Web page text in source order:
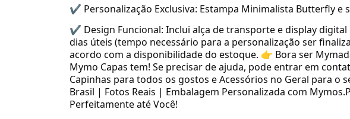
✔ Personalização Exclusiva: Estampa Minimalista Butterfly e
✔ Design Funcional: Inclui alça de transporte e display
dias úteis (tempo necessário para a personalização ser
acordo com a disponibilidade do estoque. 👉 Bora ser
Mymo Capas tem! Se precisar de ajuda, pode entrar em
Capinhas para todos os gostos e Acessórios no Geral para o
Brasil | Fotos Reais | Embalagem Personalizada com
Perfeitamente até Você!